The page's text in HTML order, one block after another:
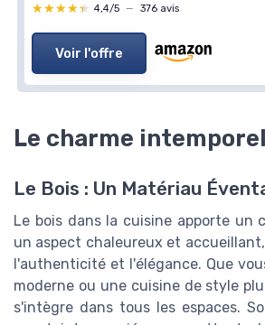
★★★★★
★★★★★ 4,4/5 — 376 avis
Voir l'offre
Le charme
Le Bois : Un Matériau
Le bois dans la cuisine apporte un
un aspect chaleureux et
l'authenticité et l'élégance. Que
moderne ou une cuisine de style
s'intègre dans tous les espaces.